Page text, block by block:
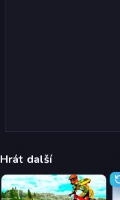
Hrát další